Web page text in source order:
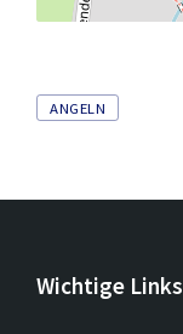
Tags
ANGELN
Wichtige Links